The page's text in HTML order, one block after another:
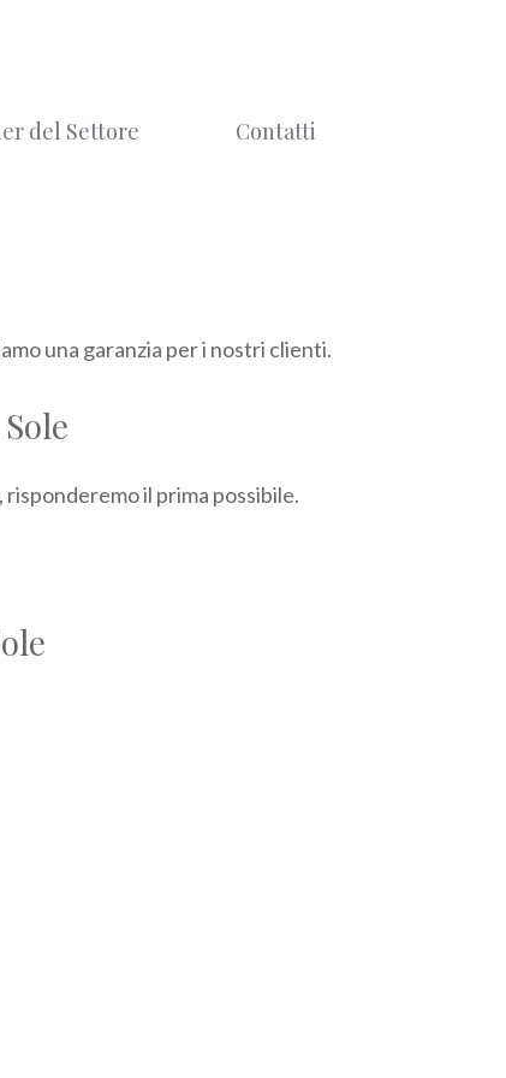
del Settore Contatti
una garanzia per i nostri clienti.